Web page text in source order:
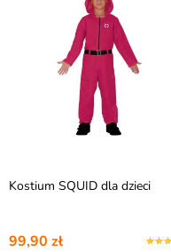
Kostium SQUID dla dzieci
99,90 zł